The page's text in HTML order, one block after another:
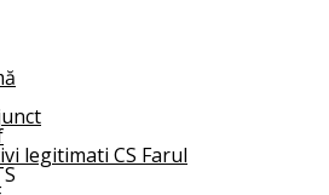
legitimati CS Farul